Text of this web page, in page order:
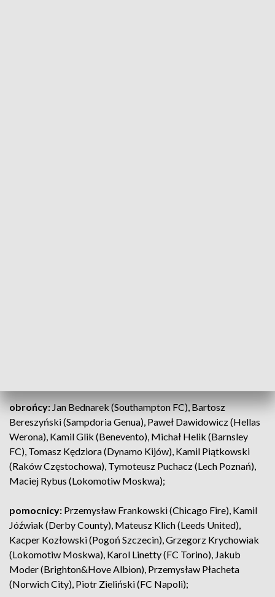
obrońcy:Jan Bednarek (Southampton FC), Bartosz
Bereszyński (Sampdoria Genua), Paweł Dawidowicz (Hellas
Werona), Kamil Glik (Benevento), Michał Helik (Barnsley
FC), Tomasz Kędziora (Dynamo Kijów), Kamil Piątkowski
(Raków Częstochowa), Tymoteusz Puchacz (Lech Poznań),
Maciej Rybus (Lokomotiw Moskwa);
pomocnicy: Przemysław Frankowski (Chicago Fire), Kamil
Jóźwiak (Derby County), Mateusz Klich (Leeds United),
Kacper Kozłowski (Pogoń Szczecin), Grzegorz Krychowiak
(Lokomotiw Moskwa), Karol Linetty (FC Torino), Jakub
Moder (Brighton&Hove Albion), Przemysław Płacheta
(Norwich City), Piotr Zieliński (FC Napoli);